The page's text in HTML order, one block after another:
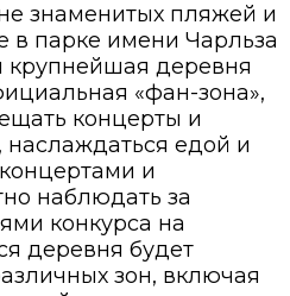
знаменитых пляжей и
в парке имени Чарльза
крупнейшая деревня
«фан-зона»,
концерты и
едой и
и
наблюдать за
конкурса на
деревня будет
зон, включая